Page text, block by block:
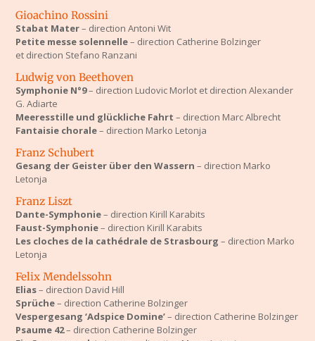
Gioachino Rossini
Stabat Mater– direction Antoni Wit
Petite messe solennelle– direction Catherine Bolzinger
et direction Stefano Ranzani
Ludwig von Beethoven
Symphonie N°9– direction Ludovic Morlot et direction Alexander
G. Adiarte
Meeresstille und glückliche Fahrt – direction Marc Albrecht
Fantaisie chorale– direction Marko Letonja
Franz Schubert
Gesang der Geister über den Wassern – direction Marko
Letonja
Franz Liszt
Dante-Symphonie– direction Kirill Karabits
Faust-Symphonie– direction Kirill Karabits
Les cloches de la cathédrale de Strasbourg – direction Marko
Letonja
Felix Mendelssohn
Elias– direction David Hill
Sprüche– direction Catherine Bolzinger
Vespergesang ‘Adspice Domine’– direction Catherine Bolzinger
Psaume 42– direction Catherine Bolzinger